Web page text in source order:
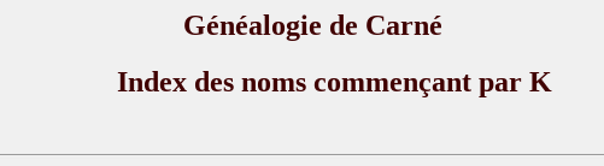
Généalogie de Carné
Index des noms commençant par K